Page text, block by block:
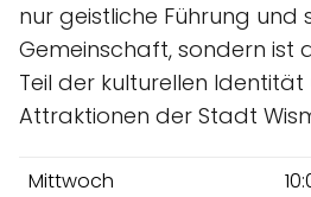
nur geistliche Führung und
Gemeinschaft, sondern ist
Teil der kulturellen
Attraktionen der Stadt
Mittwoch